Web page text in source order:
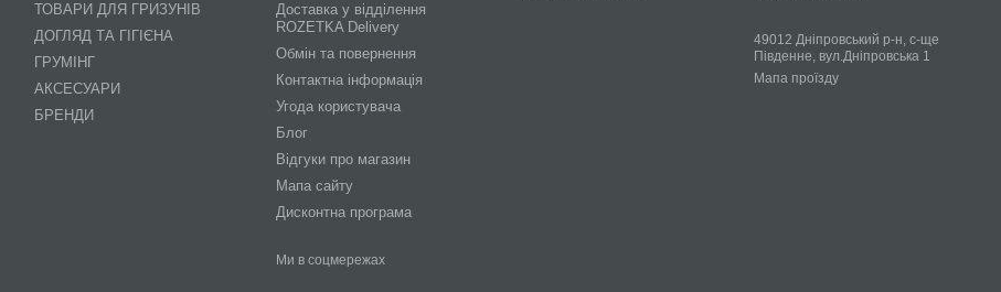
ТОВАРИ ДЛЯ ГРИЗУНІВ
ДОГЛЯД ТА ГІГІЄНА
ГРУМІНГ
АКСЕСУАРИ
БРЕНДИ
Доставка у відділення
ROZETKA Delivery
Обмін та повернення
Контактна інформація
Угода користувача
Блог
Відгуки про магазин
Мапа сайту
Дисконтна програма
Ми в соцмережах
49012 Дніпровський р-н, с-ще
Південне, вул.Дніпровська 1
Мапа проїзду